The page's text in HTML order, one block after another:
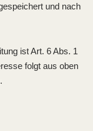
und nach
ist Art. 6 Abs. 1
folgt aus oben